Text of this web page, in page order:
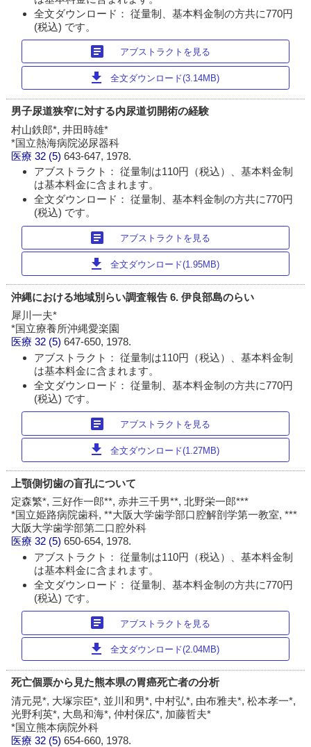
全文ダウンロード： 従量制、基本料金制の方共に770円
(税込) です。
article アブストラクトを見る
download 全文ダウンロード(3.14MB)
男子尿道狭窄に対する内尿道切開術の経験
村山鉄郎*, 井田時雄*
*国立熱海病院泌尿器科
医療 32 (5)643-647, 1978.
アブストラクト： 従量制は110円（税込）、基本料金制
は基本料金に含まれます。
全文ダウンロード： 従量制、基本料金制の方共に770円
(税込) です。
article アブストラクトを見る
download 全文ダウンロード(1.95MB)
沖縄における地域別らい調査報告 6. 伊良部島のらい
犀川一夫*
*国立療養所沖縄愛楽園
医療 32 (5)647-650, 1978.
アブストラクト： 従量制は110円（税込）、基本料金制
は基本料金に含まれます。
全文ダウンロード： 従量制、基本料金制の方共に770円
(税込) です。
article アブストラクトを見る
download 全文ダウンロード(1.27MB)
上顎側切歯の盲孔について
定森繁*, 三好作一郎**, 赤井三千男**, 北野栄一郎***
*国立姫路病院歯科, **大阪大学歯学部口腔解剖学第一教室, ***
大阪大学歯学部第二口腔外科
医療 32 (5)650-654, 1978.
アブストラクト： 従量制は110円（税込）、基本料金制
は基本料金に含まれます。
全文ダウンロード： 従量制、基本料金制の方共に770円
(税込) です。
article アブストラクトを見る
download 全文ダウンロード(2.04MB)
死亡個票から見た熊本県の胃癌死亡者の分析
清元晃*, 大塚宗臣*, 並川和男*, 中村弘*, 由布雅夫*, 松本孝一*,
光野利英*, 大島和海*, 仲村保広*, 加藤哲夫*
*国立熊本病院外科
医療 32 (5)654-660, 1978.